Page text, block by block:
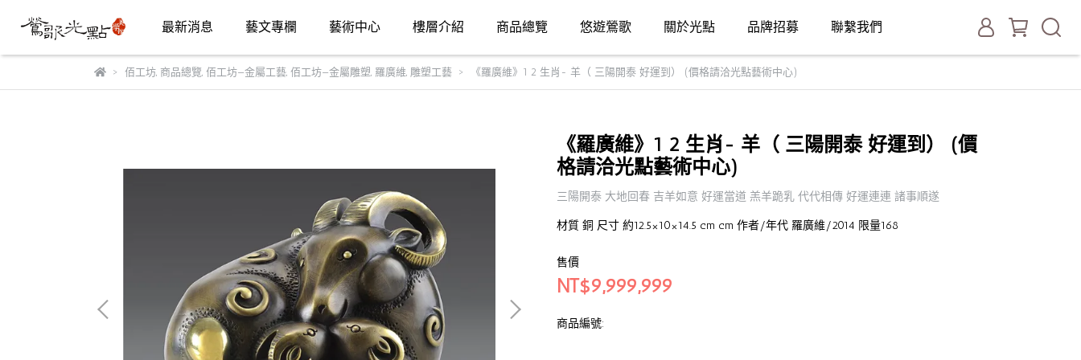
最新消息 藝文專欄 藝術中心 樓層介紹 商品總覽 悠遊鶯歌 關於光點 品牌招募 聯繫我們
佰工坊, 商品總覽, 佰工坊—金屬工藝, 佰工坊—金屬雕塑, 羅廣維, 雕塑工藝 《羅廣維》1 2 生肖- 羊（ 三陽開泰 好運到） (價格請洽光點藝術中心)
《羅廣維》1 2 生肖- 羊（ 三陽開泰 好運到） (價
格請洽光點藝術中心)
三陽開泰 大地回春 吉羊如意 好運當道 羔羊跪乳 代代相傳 好運連連 諸事順遂
材質 銅 尺寸 約12.5×10×14.5 cm cm 作者/年代 羅廣維/2014 限量168
售價
NT$9,999,999
商品編號: